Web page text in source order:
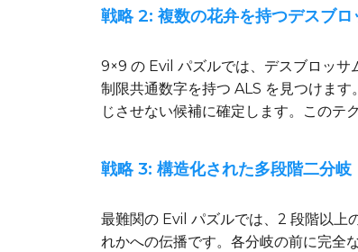
戦略 2: 複数の花弁を持つデスブロ
9×9 の Evil パズルでは、デスブロッサ
制限共通数字を持つ ALS を見つけま
じさせない候補に確定します。このテ
戦略 3: 構造化された多段階二分岐
最難関の Evil パズルでは、2 段階以上
れかへの伝播です。各分岐の前に完全